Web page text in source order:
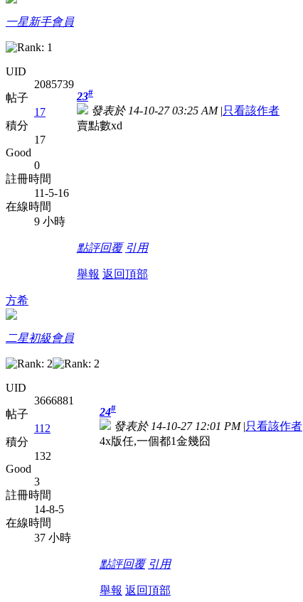
一星新手會員
UID
2085739
帖子
17
積分
17
Good
0
註冊時間
11-5-16
在線時間
9 小時
23#
發表於 14-10-27 03:25 AM |只看該作者
賣點數xd
點評回覆 引用
舉報 返回頂部
方希
二星初級會員
UID
3666881
帖子
112
積分
132
Good
3
註冊時間
14-8-5
在線時間
37 小時
24#
發表於 14-10-27 12:01 PM |只看該作者
4x版任,一個都1金幾囧
點評回覆 引用
舉報 返回頂部